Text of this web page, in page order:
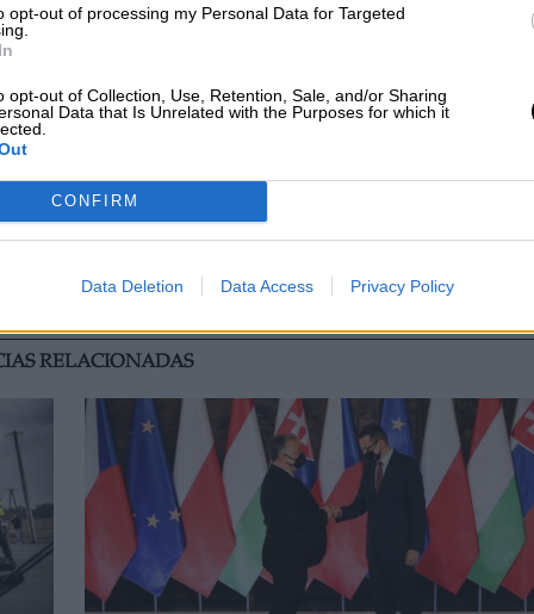
opt-out of processing my Personal Data for Targeted
opt-out of Collection, Use, Retention, Sale, and/or Sharing
Data that Is Unrelated with the Purposes for which it
CONFIRM
Data Deletion Data Access Privacy Policy
help for our citizens in the worst crisis since
entrega de los 750 mil millones del Fondo
países del Este, generan una cierta
Fondos (140.000 millones) con los España
del Estado del 2021
RELACIONADAS